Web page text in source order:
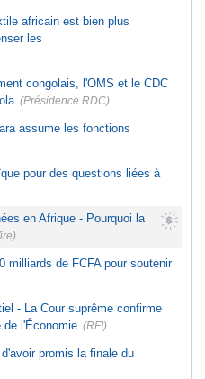
africain est bien plus
les
congolais, l'OMS et le CDC
(Présidence RDC)
assume les fonctions
pour des questions liées à
en Afrique - Pourquoi la
milliards de FCFA pour soutenir
- La Cour suprême confirme
de l'Économie (RFI)
promis la finale du